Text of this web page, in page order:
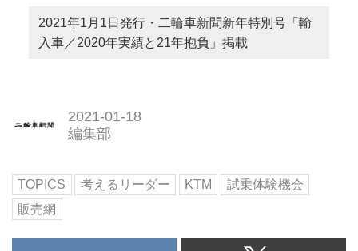
2021年1月1日発行・二輪車新聞新年特別号「輸
入車／2020年実績と21年抱負」掲載
2021-01-18
編集部
TOPICS 考えるリーダー KTM
試乗体験機会
販売網